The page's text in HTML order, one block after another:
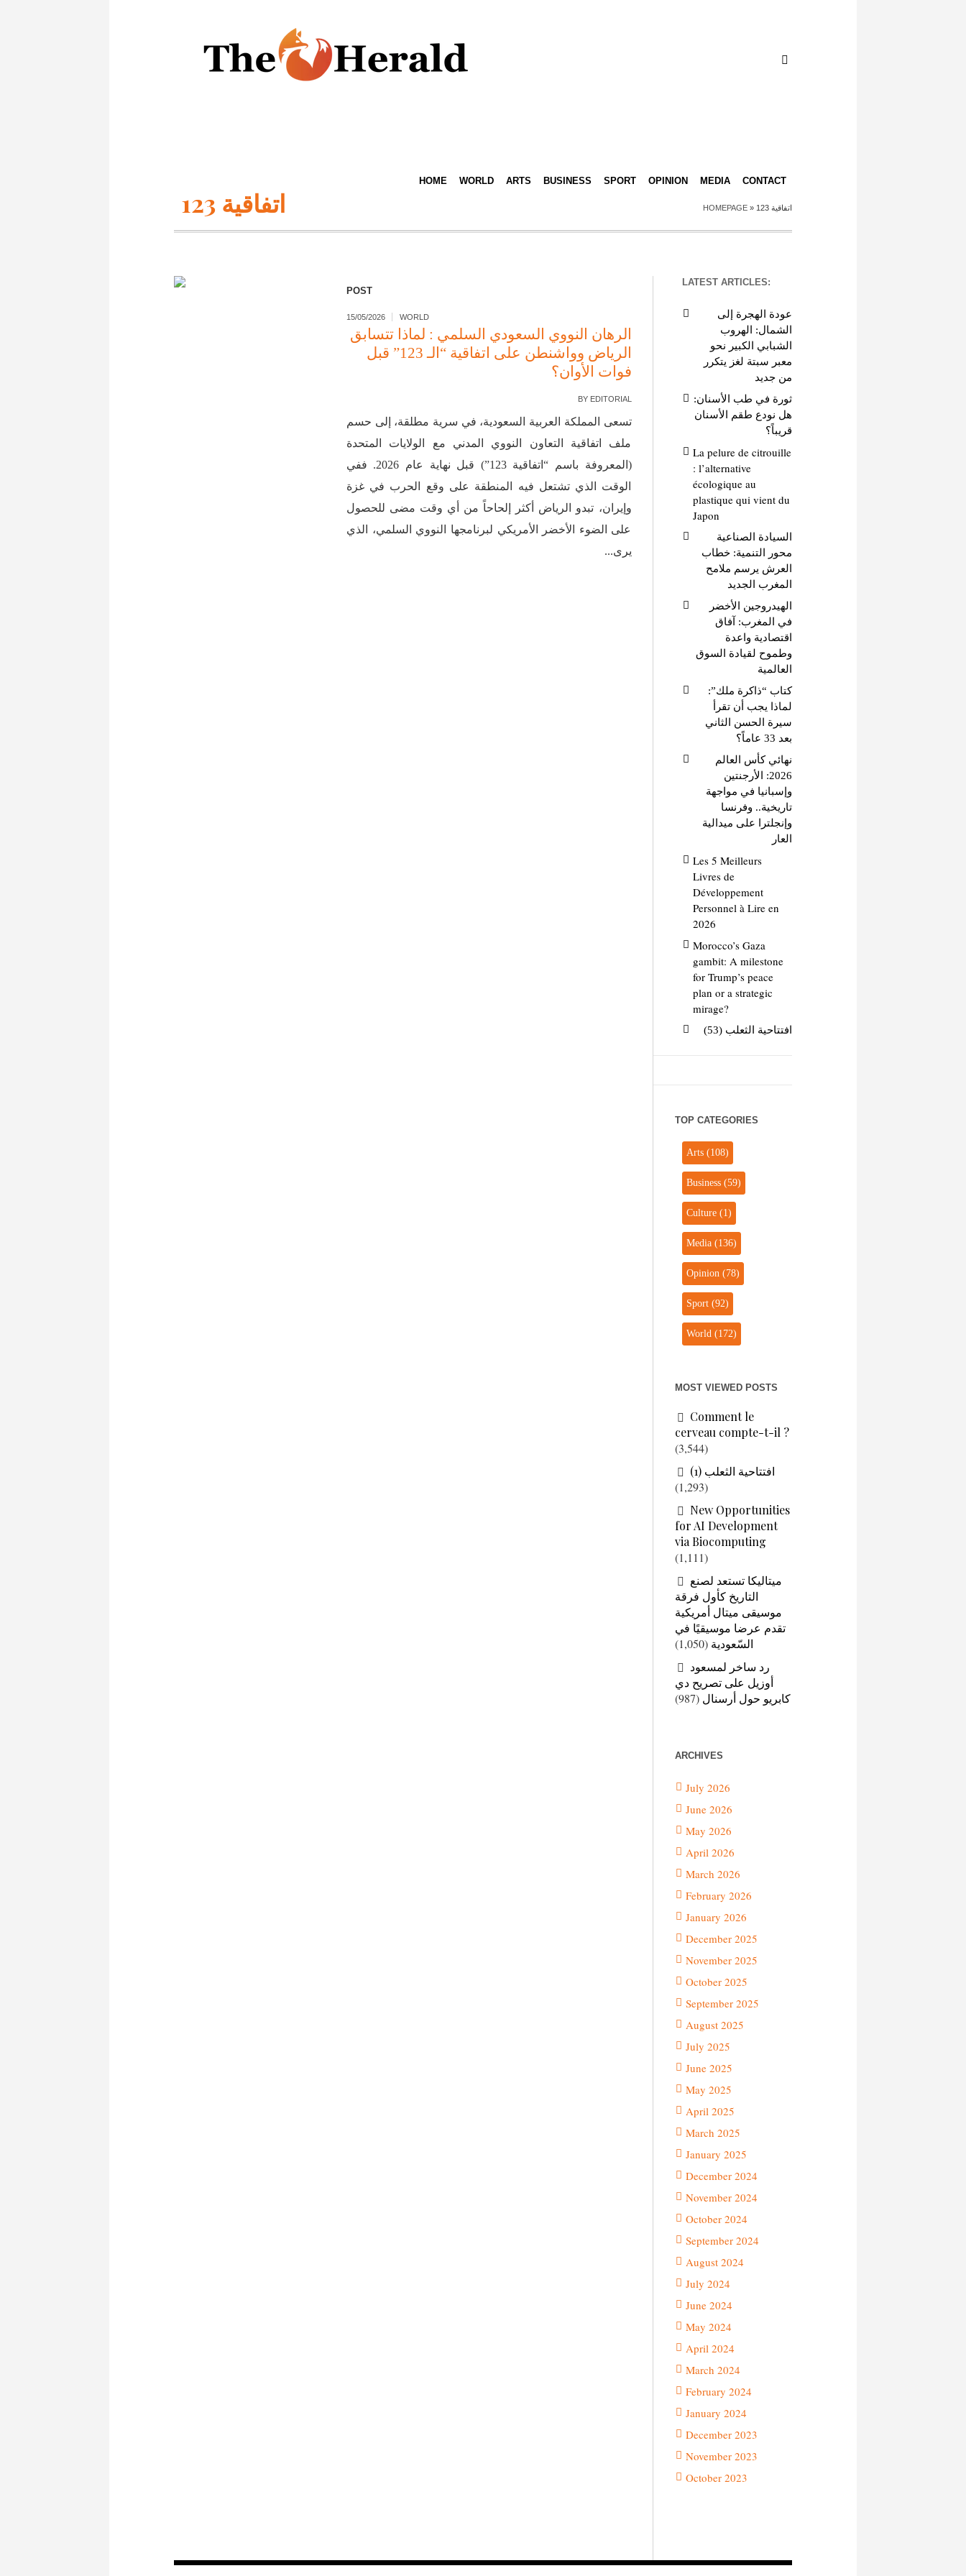
HOME WORLD ARTS BUSINESS SPORT OPINION MEDIA CONTACT
اتفاقية 123 HOMEPAGE » اتفاقية 123
POST
15/05/2026 WORLD
الرهان النووي السعودي السلمي : لماذا تتسابق
الرياض وواشنطن على اتفاقية “الـ 123” قبل
فوات الأوان؟
BY EDITORIAL
تسعى المملكة العربية السعودية، في سرية مطلقة، إلى حسم
ملف اتفاقية التعاون النووي المدني مع الولايات المتحدة
(المعروفة باسم “اتفاقية 123”) قبل نهاية عام 2026. ففي
الوقت الذي تشتعل فيه المنطقة على وقع الحرب في غزة
وإيران، تبدو الرياض أكثر إلحاحاً من أي وقت مضى للحصول
على الضوء الأخضر الأمريكي لبرنامجها النووي السلمي، الذي
يرى...
LATEST ARTICLES:
عودة الهجرة إلى
الشمال: الهروب
الشبابي الكبير نحو
معبر سبتة لغز يتكرر
من جديد
ثورة في طب الأسنان:
هل نودع طقم الأسنان
قريباً؟
La pelure de citrouille
: l’alternative
écologique au
plastique qui vient du
Japon
السيادة الصناعية
محور التنمية: خطاب
العرش يرسم ملامح
المغرب الجديد
الهيدروجين الأخضر
في المغرب: آفاق
اقتصادية واعدة
وطموح لقيادة السوق
العالمية
كتاب “ذاكرة ملك”:
لماذا يجب أن تقرأ
سيرة الحسن الثاني
بعد 33 عاماً؟
نهائي كأس العالم
2026: الأرجنتين
وإسبانيا في مواجهة
تاريخية.. وفرنسا
وإنجلترا على ميدالية
العار
Les 5 Meilleurs
Livres de
Développement
Personnel à Lire en
2026
Morocco’s Gaza
gambit: A milestone
for Trump’s peace
plan or a strategic
mirage?
افتتاحية الثعلب (53)
TOP CATEGORIES
Arts(108)
Business(59)
Culture(1)
Media(136)
Opinion(78)
Sport(92)
World(172)
MOST VIEWED POSTS
Comment le
cerveau compte-t-il ?
(3,544)
افتتاحية الثعلب (1)
(1,293)
New Opportunities
for AI Development
via Biocomputing
(1,111)
ميتاليكا تستعد لصنع
التاريخ كأول فرقة
موسيقى ميتال أمريكية
تقدم عرضا موسيقيًا في
السّعودية (1,050)
رد ساخر لمسعود
أوزيل على تصريح دي
كابريو حول أرسنال (987)
ARCHIVES
July 2026
June 2026
May 2026
April 2026
March 2026
February 2026
January 2026
December 2025
November 2025
October 2025
September 2025
August 2025
July 2025
June 2025
May 2025
April 2025
March 2025
January 2025
December 2024
November 2024
October 2024
September 2024
August 2024
July 2024
June 2024
May 2024
April 2024
March 2024
February 2024
January 2024
December 2023
November 2023
October 2023